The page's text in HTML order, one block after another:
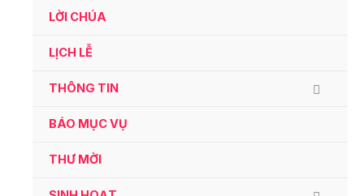
LỜI CHÚA
LỊCH LỄ
THÔNG TIN
BÁO MỤC VỤ
THƯ MỜI